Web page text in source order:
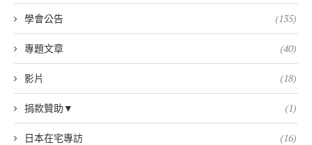
學會公告 (135)
專題文章 (40)
影片 (18)
捐款贊助▼ (1)
日本在宅專訪 (16)